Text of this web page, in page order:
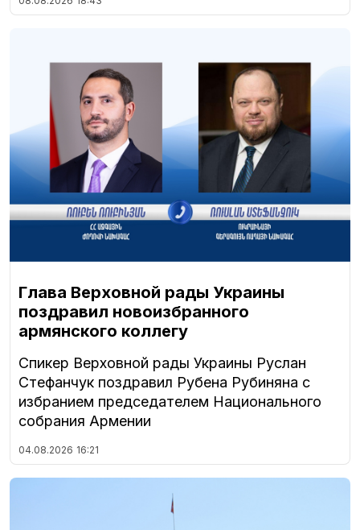
Глава Верховной рады Украины
поздравил новоизбранного
армянского коллегу
Спикер Верховной рады Украины Руслан
Стефанчук поздравил Рубена Рубиняна с
избранием председателем Национального
собрания Армении
04.08.2026 16:21